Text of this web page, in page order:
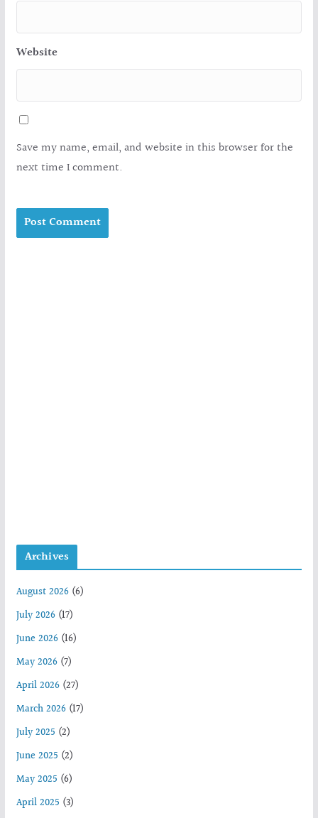
Website
Save my name, email, and website in this browser for the
next time I comment.
Archives
August 2026(6)
July 2026(17)
June 2026(16)
May 2026(7)
April 2026(27)
March 2026(17)
July 2025 (2)
June 2025 (2)
May 2025 (6)
April 2025 (3)